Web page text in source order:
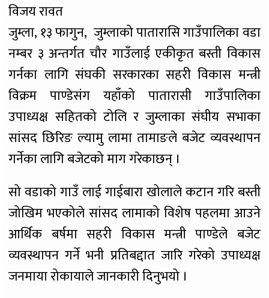
विजय रावत
जुम्ला, १३ फागुन, जुम्लाको पातारासि गाउँपालिका वडा
नम्बर ३ अन्तर्गत चौर गाउँलाई एकीकृत बस्ती विकास
गर्नका लागि संघकी सरकारका सहरी विकास मन्त्री
विक्रम पाण्डेसंग यहाँको पातारासी गाउँपालिका
उपाध्यक्ष सहितको टोलि र जुम्लाका संघीय सभाका
सांसद छिरिङ ल्यामु लामा तामाङले बजेट व्यवस्थापन
गर्नेका लागि बजेटको माग गरेकाछन् ।
सो वडाको गाउँ लाई गाईबारा खोलाले कटान गरि बस्ती
जोखिम भएकोले सांसद लामाको विशेष पहलमा आउने
आर्थिक बर्षमा सहरी विकास मन्त्री पाण्डेले बजेट
व्यवस्थापन गर्ने भनी प्रतिबद्दात जारि गरेको उपाध्यक्ष
जनमाया रोकायाले जानकारी दिनुभयो ।